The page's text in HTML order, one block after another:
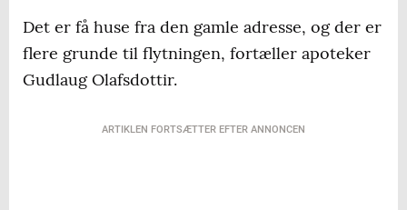
Det er få huse fra den gamle adresse, og der er
flere grunde til flytningen, fortæller apoteker
Gudlaug Olafsdottir.
ARTIKLEN FORTSÆTTER EFTER ANNONCEN